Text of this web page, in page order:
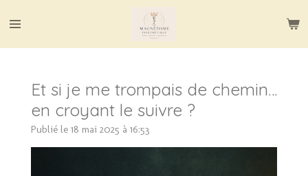
au
Et si je me trompais de chemin…
en croyant le suivre ?
Publié le 18 mai 2025 à 16:53